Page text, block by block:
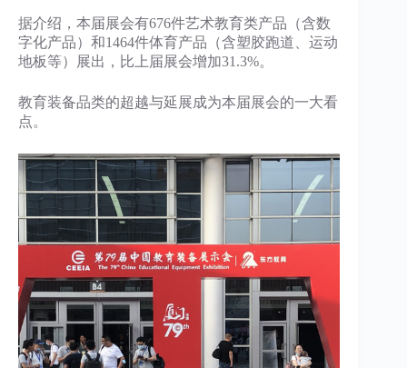
据介绍，本届展会有676件艺术教育类产品（含数
字化产品）和1464件体育产品（含塑胶跑道、运动
地板等）展出，比上届展会增加31.3%。
教育装备品类的超越与延展成为本届展会的一大看
点。